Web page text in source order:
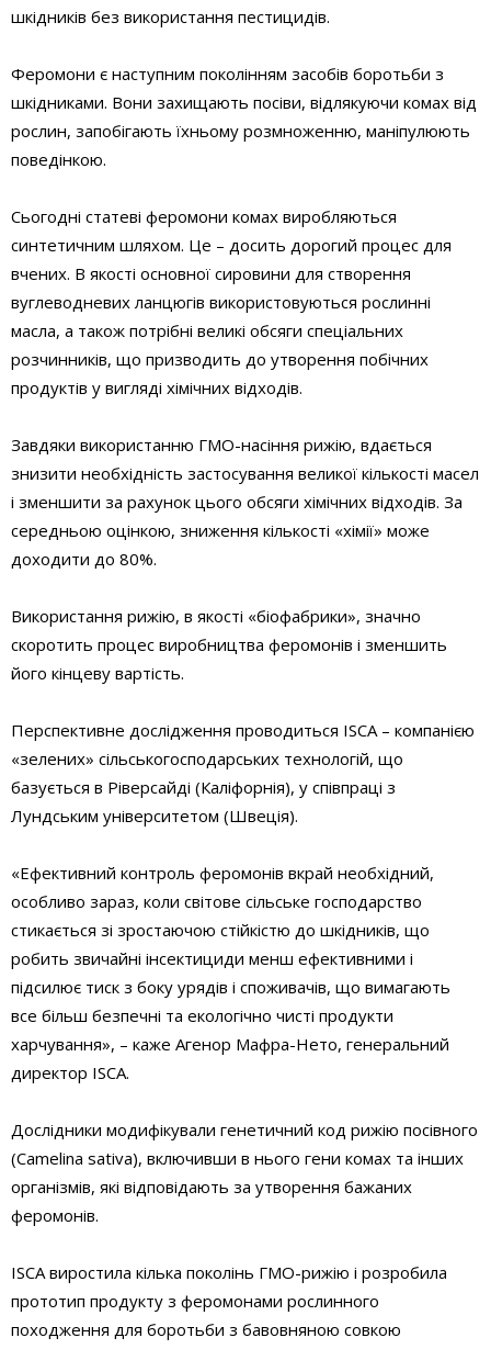
шкідників без використання пестицидів.
Феромони є наступним поколінням засобів боротьби з
шкідниками. Вони захищають посіви, відлякуючи комах від
рослин, запобігають їхньому розмноженню, маніпулюють
поведінкою.
Сьогодні статеві феромони комах виробляються
синтетичним шляхом. Це – досить дорогий процес для
вчених. В якості основної сировини для створення
вуглеводневих ланцюгів використовуються рослинні
масла, а також потрібні великі обсяги спеціальних
розчинників, що призводить до утворення побічних
продуктів у вигляді хімічних відходів.
Завдяки використанню ГМО-насіння рижію, вдається
знизити необхідність застосування великої кількості масел
і зменшити за рахунок цього обсяги хімічних відходів. За
середньою оцінкою, зниження кількості «хімії» може
доходити до 80%.
Використання рижію, в якості «біофабрики», значно
скоротить процес виробництва феромонів і зменшить
його кінцеву вартість.
Перспективне дослідження проводиться ISCA – компанією
«зелених» сільськогосподарських технологій, що
базується в Ріверсайді (Каліфорнія), у співпраці з
Лундським університетом (Швеція).
«Ефективний контроль феромонів вкрай необхідний,
особливо зараз, коли світове сільське господарство
стикається зі зростаючою стійкістю до шкідників, що
робить звичайні інсектициди менш ефективними і
підсилює тиск з боку урядів і споживачів, що вимагають
все більш безпечні та екологічно чисті продукти
харчування», – каже Агенор Мафра-Нето, генеральний
директор ISCA.
Дослідники модифікували генетичний код рижію посівного
(Camelina sativa), включивши в нього гени комах та інших
організмів, які відповідають за утворення бажаних
феромонів.
ISCA виростила кілька поколінь ГМО-рижію і розробила
прототип продукту з феромонами рослинного
походження для боротьби з бавовняною совкою